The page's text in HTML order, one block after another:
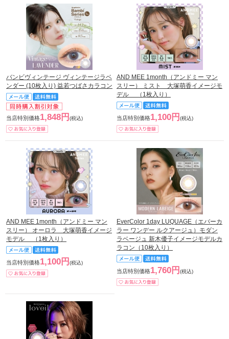
バンビヴィンテージ ヴィンテージラベ
ンダー (10枚入り) 益若つばさカラコン
当店特別価格1,848円 (税込)
AND MEE 1month（アンドミー マン
スリー） ミスト 大塚萌香イメージモ
デル （1枚入り）
当店特別価格1,100円 (税込)
AND MEE 1month（アンドミー マン
スリー） オーロラ 大塚萌香イメージ
モデル （1枚入り）
当店特別価格1,100円 (税込)
EverColor 1day LUQUAGE（エバーカ
ラー ワンデー ルクアージュ）モダン
ラベージュ 新木優子イメージモデルカ
ラコン（10枚入り）
当店特別価格1,760円 (税込)